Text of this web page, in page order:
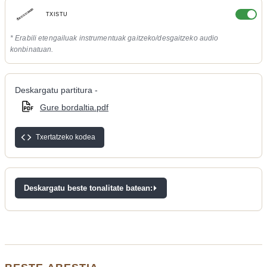
TXISTU
* Erabili etengailuak instrumentuak gaitzeko/desgaitzeko audio
konbinatuan.
Deskargatu partitura -
Gure bordaltia.pdf
Txertatzeko kodea
Deskargatu beste tonalitate batean: